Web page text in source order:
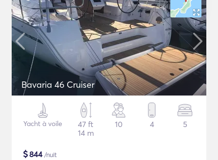
Bavaria 46 Cruiser
Yacht à voile
47 ft
14 m
10 4 5
$844/nuit